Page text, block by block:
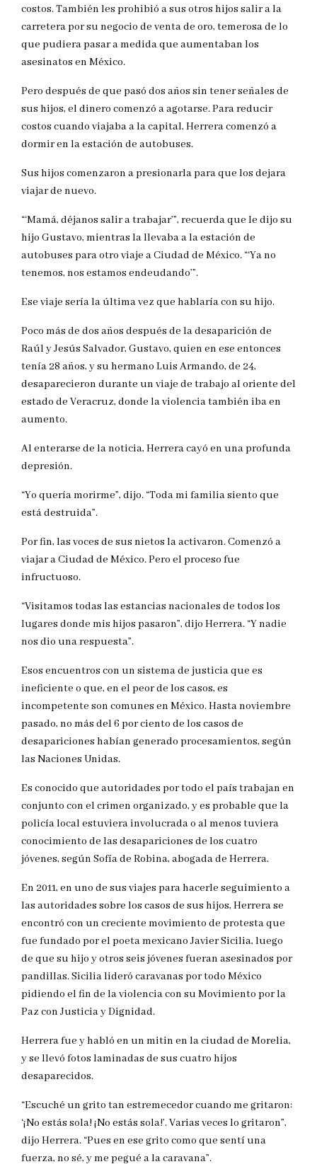
costos. También les prohibió a sus otros hijos salir a la
carretera por su negocio de venta de oro, temerosa de lo
que pudiera pasar a medida que aumentaban los
asesinatos en México.
Pero después de que pasó dos años sin tener señales de
sus hijos, el dinero comenzó a agotarse. Para reducir
costos cuando viajaba a la capital, Herrera comenzó a
dormir en la estación de autobuses.
Sus hijos comenzaron a presionarla para que los dejara
viajar de nuevo.
“‘Mamá, déjanos salir a trabajar’”, recuerda que le dijo su
hijo Gustavo, mientras la llevaba a la estación de
autobuses para otro viaje a Ciudad de México. “‘Ya no
tenemos, nos estamos endeudando’”.
Ese viaje sería la última vez que hablaría con su hijo.
Poco más de dos años después de la desaparición de
Raúl y Jesús Salvador, Gustavo, quien en ese entonces
tenía 28 años, y su hermano Luis Armando, de 24,
desaparecieron durante un viaje de trabajo al oriente del
estado de Veracruz, donde la violencia también iba en
aumento.
Al enterarse de la noticia, Herrera cayó en una profunda
depresión.
“Yo quería morirme”, dijo. “Toda mi familia siento que
está destruida”.
Por fin, las voces de sus nietos la activaron. Comenzó a
viajar a Ciudad de México. Pero el proceso fue
infructuoso.
“Visitamos todas las estancias nacionales de todos los
lugares donde mis hijos pasaron”, dijo Herrera. “Y nadie
nos dio una respuesta”.
Esos encuentros con un sistema de justicia que es
ineficiente o que, en el peor de los casos, es
incompetente son comunes en México. Hasta noviembre
pasado, no más del 6 por ciento de los casos de
desapariciones habían generado procesamientos, según
las Naciones Unidas.
Es conocido que autoridades por todo el país trabajan en
conjunto con el crimen organizado, y es probable que la
policía local estuviera involucrada o al menos tuviera
conocimiento de las desapariciones de los cuatro
jóvenes, según Sofía de Robina, abogada de Herrera.
En 2011, en uno de sus viajes para hacerle seguimiento a
las autoridades sobre los casos de sus hijos, Herrera se
encontró con un creciente movimiento de protesta que
fue fundado por el poeta mexicano Javier Sicilia, luego
de que su hijo y otros seis jóvenes fueran asesinados por
pandillas. Sicilia lideró caravanas por todo México
pidiendo el fin de la violencia con su Movimiento por la
Paz con Justicia y Dignidad.
Herrera fue y habló en un mitin en la ciudad de Morelia,
y se llevó fotos laminadas de sus cuatro hijos
desaparecidos.
“Escuché un grito tan estremecedor cuando me gritaron:
‘¡No estás sola! ¡No estás sola!’. Varias veces lo gritaron”,
dijo Herrera. “Pues en ese grito como que sentí una
fuerza, no sé, y me pegué a la caravana”.